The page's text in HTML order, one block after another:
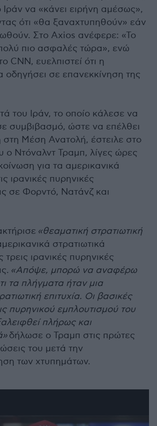
Ιράν να «κάνει ειρήνη αμέσως»,
ότι «θα ξαναχτυπηθούν» εάν
Στο Axios ανέφερε: «Το
πολύ πιο ασφαλές τώρα», ενώ
CNN, ευελπιστεί ότι η
οδηγήσει σε επανεκκίνηση της
του Ιράν, το οποίο κάλεσε να
συμβιβασμό, ώστε να επέλθει
στη Μέση Ανατολή, έστειλε στο
ο Ντόναλντ Τραμπ, λίγες ώρες
για τα αμερικανικά
ιρανικές πυρηνικές
σε Φορντό, Νατάνζ και
«θεαματική στρατιωτική
στρατιωτικά
τρεις ιρανικές πυρηνικές
«Απόψε, μπορώ να αναφέρω
τα πλήγματα ήταν μια
επιτυχία. Οι βασικές
πυρηνικού εμπλουτισμού του
πλήρως και
δήλωσε ο Τραμπ στις πρώτες
του μετά την
των χτυπημάτων.